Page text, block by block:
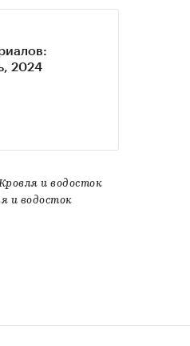
2024
и водосток
и водосток